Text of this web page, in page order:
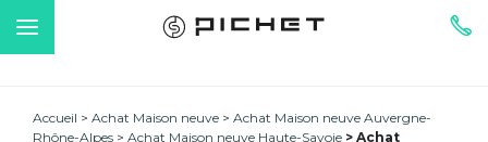
Accueil Achat Maison neuve
Achat Maison neuve Auvergne-
Rhône-Alpes
Achat Maison neuve Haute-Savoie
Achat